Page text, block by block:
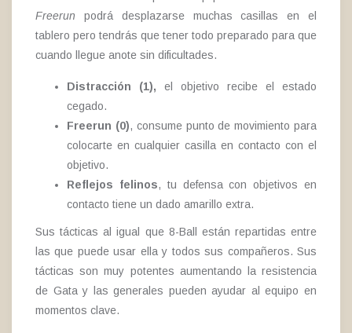
Freerun podrá desplazarse muchas casillas en el
tablero pero tendrás que tener todo preparado para que
cuando llegue anote sin dificultades.
Distracción (1), el objetivo recibe el estado
cegado.
Freerun (0), consume punto de movimiento para
colocarte en cualquier casilla en contacto con el
objetivo.
Reflejos felinos, tu defensa con objetivos en
contacto tiene un dado amarillo extra.
Sus tácticas al igual que 8-Ball están repartidas entre
las que puede usar ella y todos sus compañeros. Sus
tácticas son muy potentes aumentando la resistencia
de Gata y las generales pueden ayudar al equipo en
momentos clave.